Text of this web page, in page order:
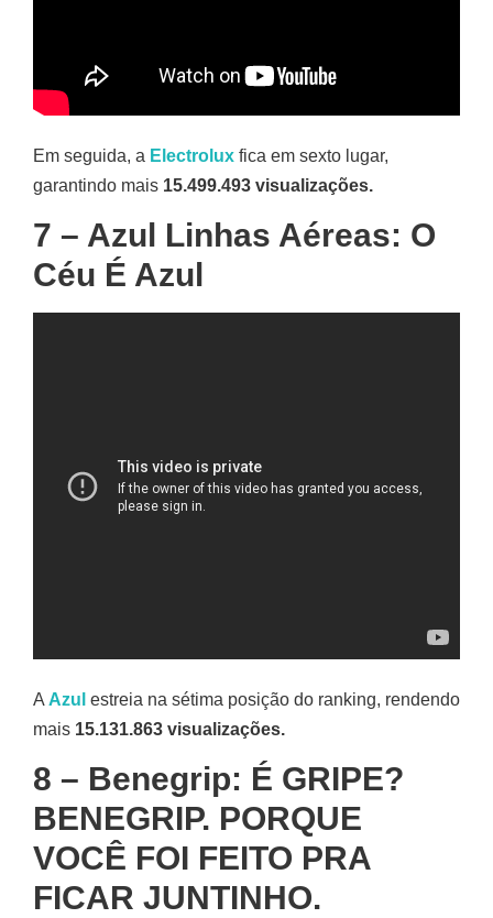
Em seguida, a Electrolux fica em sexto lugar,
garantindo mais 15.499.493 visualizações.
7 – Azul Linhas Aéreas: O
Céu É Azul
A Azul estreia na sétima posição do ranking, rendendo
mais 15.131.863 visualizações.
8 – Benegrip: É GRIPE?
BENEGRIP. PORQUE
VOCÊ FOI FEITO PRA
FICAR JUNTINHO.